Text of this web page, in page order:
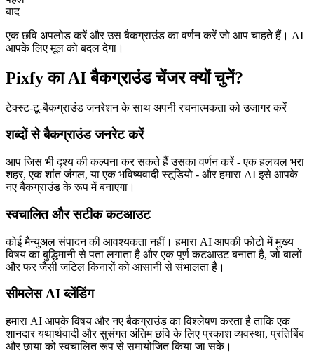
बाद
एक छवि अपलोड करें और उस बैकग्राउंड का वर्णन करें जो आप चाहते हैं। AI
आपके लिए मूल को बदल देगा।
Pixfy का AI बैकग्राउंड चेंजर क्यों चुनें?
टेक्स्ट-टू-बैकग्राउंड जनरेशन के साथ अपनी रचनात्मकता को उजागर करें
शब्दों से बैकग्राउंड जनरेट करें
आप जिस भी दृश्य की कल्पना कर सकते हैं उसका वर्णन करें - एक हलचल भरा
शहर, एक शांत जंगल, या एक भविष्यवादी स्टूडियो - और हमारा AI इसे आपके
नए बैकग्राउंड के रूप में बनाएगा।
स्वचालित और सटीक कटआउट
कोई मैन्युअल संपादन की आवश्यकता नहीं। हमारा AI आपकी फोटो में मुख्य
विषय का बुद्धिमानी से पता लगाता है और एक पूर्ण कटआउट बनाता है, जो बालों
और फर जैसी जटिल किनारों को आसानी से संभालता है।
सीमलेस AI ब्लेंडिंग
हमारा AI आपके विषय और नए बैकग्राउंड का विश्लेषण करता है ताकि एक
शानदार यथार्थवादी और सुसंगत अंतिम छवि के लिए प्रकाश व्यवस्था, प्रतिबिंब
और छाया को स्वचालित रूप से समायोजित किया जा सके।